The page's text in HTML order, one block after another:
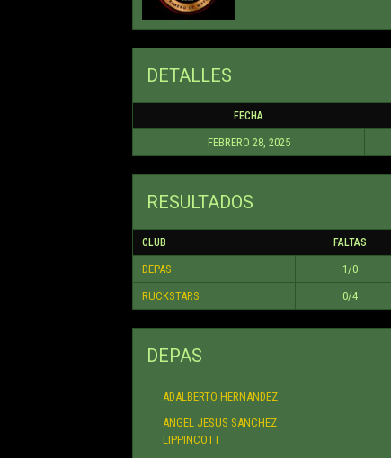
DETALLES
FECHA
FEBRERO 28, 2025
RESULTADOS
CLUB FALTAS
DEPAS 1/0
RUCKSTARS
0/4
DEPAS
ADALBERTO HERNANDEZ
ANGEL JESUS SANCHEZ
LIPPINCOTT